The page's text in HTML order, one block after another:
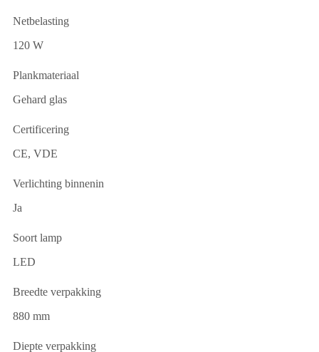
Netbelasting
120 W
Plankmateriaal
Gehard glas
Certificering
CE, VDE
Verlichting binnenin
Ja
Soort lamp
LED
Breedte verpakking
880 mm
Diepte verpakking